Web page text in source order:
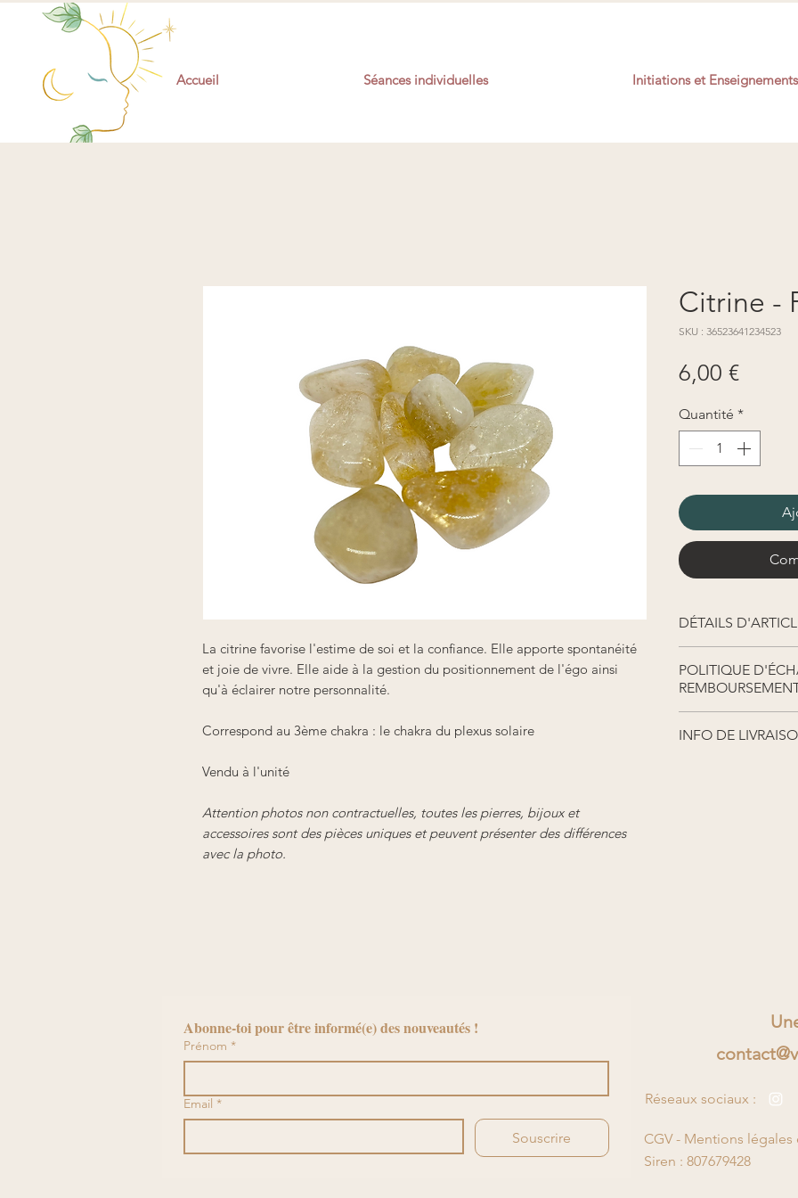
Accueil Séances individuelles Initiations et Enseignements
La citrine favorise l'estime de soi et la confiance. Elle apporte spontanéité
et joie de vivre. Elle aide à la gestion du positionnement de l'égo ainsi
qu'à éclairer notre personnalité.
Correspond au 3ème chakra : le chakra du plexus solaire
Vendu à l'unité
Attention photos non contractuelles, toutes les pierres, bijoux et
accessoires sont des pièces uniques et peuvent présenter des différences
avec la photo.
Citrine -
SKU : 36523641234523
6,00 €Prix
Quantité *
DÉTAILS
de l'article : taille,
POLITIQUE
Informez vos
INFO DE
Abonne-toi pour être informé(e) des nouveautés !
Prénom *
Email *
Souscrire
Réseaux sociaux :
CGV - Mentions
Siren : 807679428